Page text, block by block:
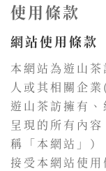
使用條款
網站使用條款
本網站為遊山
人或其相關企
遊山茶訪擁有
呈現的所有內
稱「本網站」
接受本網站使